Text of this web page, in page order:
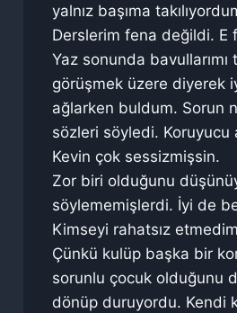
yalnız başıma
Derslerim fena değildi. E
Yaz sonunda
görüşmek üzere diyerek
ağlarken buldum. Sorun
sözleri söyledi.
Kevin çok sessizmişsin.
Zor biri olduğunu
söylememişlerdi. İyi de
Kimseyi rahatsız
Çünkü kulüp başka bir
sorunlu çocuk olduğunu
dönüp duruyordu. Kendi